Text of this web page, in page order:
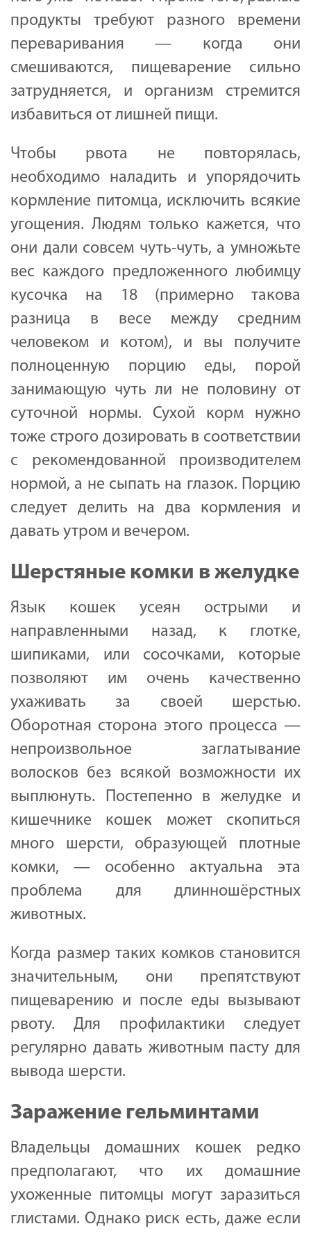
продукты требуют разного времени
переваривания — когда они
смешиваются, пищеварение сильно
затрудняется, и организм стремится
избавиться от лишней пищи.
Чтобы рвота не повторялась,
необходимо наладить и упорядочить
кормление питомца, исключить всякие
угощения. Людям только кажется, что
они дали совсем чуть-чуть, а умножьте
вес каждого предложенного любимцу
кусочка на 18 (примерно такова
разница в весе между средним
человеком и котом), и вы получите
полноценную порцию еды, порой
занимающую чуть ли не половину от
суточной нормы. Сухой корм нужно
тоже строго дозировать в соответствии
с рекомендованной производителем
нормой, а не сыпать на глазок. Порцию
следует делить на два кормления и
давать утром и вечером.
Шерстяные комки в желудке
Язык кошек усеян острыми и
направленными назад, к глотке,
шипиками, или сосочками, которые
позволяют им очень качественно
ухаживать за своей шерстью.
Оборотная сторона этого процесса —
непроизвольное заглатывание
волосков без всякой возможности их
выплюнуть. Постепенно в желудке и
кишечнике кошек может скопиться
много шерсти, образующей плотные
комки, — особенно актуальна эта
проблема для длинношёрстных
животных.
Когда размер таких комков становится
значительным, они препятствуют
пищеварению и после еды вызывают
рвоту. Для профилактики следует
регулярно давать животным пасту для
вывода шерсти.
Заражение гельминтами
Владельцы домашних кошек редко
предполагают, что их домашние
ухоженные питомцы могут заразиться
глистами. Однако риск есть, даже если